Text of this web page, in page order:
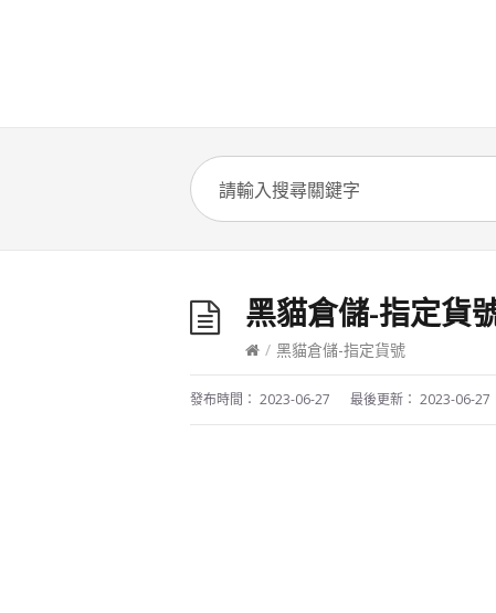
黑貓倉儲-指定貨
/ 黑貓倉儲-指定貨號
發布時間： 2023-06-27 最後更新： 2023-06-27